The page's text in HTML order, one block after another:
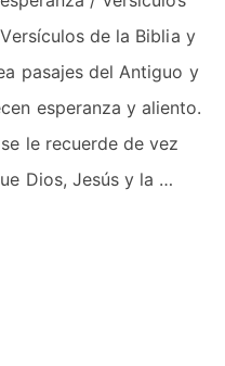
de la Biblia y
pasajes del Antiguo y
esperanza y aliento.
le recuerde de vez
Dios, Jesús y la …